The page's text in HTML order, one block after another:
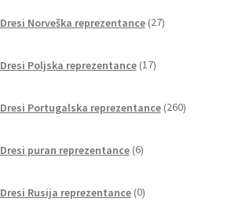
Dresi Norveška reprezentance 27izdelkov
Dresi Poljska reprezentance 17izdelkov
Dresi Portugalska reprezentance 260izdelkov
Dresi puran reprezentance 6izdelkov
Dresi Rusija reprezentance 0izdelkov